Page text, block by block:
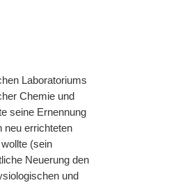
Laboratoriums
Chemie und
seine Ernennung
neu errichteten
(sein
Neuerung den
und